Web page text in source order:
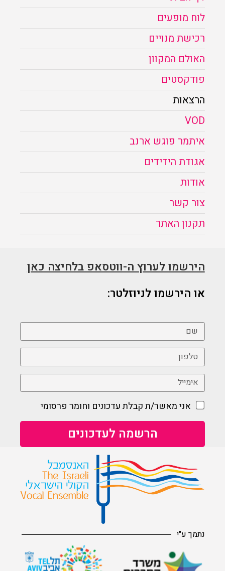
לוח מופעים
רכישת מנויים
האולם המקוון
פודקסטים
הרצאות
VOD
איתמר פוגש ארנב
אגודת הידידים
אודות
צור קשר
תקנון האתר
הירשמו לערוץ ה-ווטסאפ בלחיצה כאן
או הירשמו לניוזלטר:
אני מאשר/ת קבלת עדכונים וחומר פרסומי
נתמך ע"י